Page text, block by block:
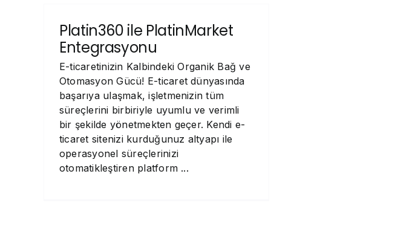
Platin360 ile PlatinMarket
Entegrasyonu
E-ticaretinizin Kalbindeki Organik Bağ ve
Otomasyon Gücü! E-ticaret dünyasında
başarıya ulaşmak, işletmenizin tüm
süreçlerini birbiriyle uyumlu ve verimli
bir şekilde yönetmekten geçer. Kendi e-
ticaret sitenizi kurduğunuz altyapı ile
operasyonel süreçlerinizi
otomatikleştiren platform ...